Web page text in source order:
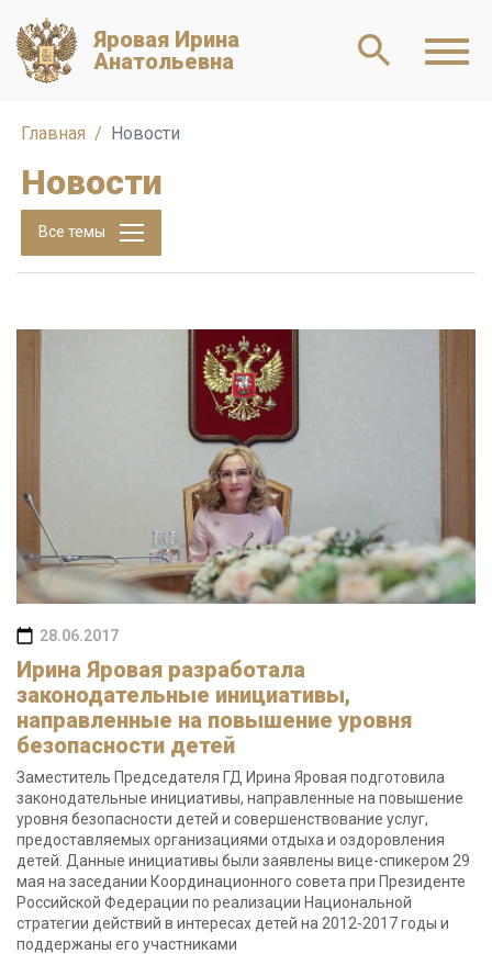
Яровая Ирина
Анатольевна
Главная Новости
Новости
Все темы
28.06.2017
Ирина Яровая разработала
законодательные инициативы,
направленные на повышение уровня
безопасности детей
Заместитель Председателя ГД Ирина Яровая подготовила
законодательные инициативы, направленные на повышение
уровня безопасности детей и совершенствование услуг,
предоставляемых организациями отдыха и оздоровления
детей. Данные инициативы были заявлены вице-спикером 29
мая на заседании Координационного совета при Президенте
Российской Федерации по реализации Национальной
стратегии действий в интересах детей на 2012-2017 годы и
поддержаны его участниками